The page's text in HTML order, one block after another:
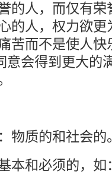
的人，而仅有
的人，权力欲
苦而不是使人
意会得到更大的
物质的和社会的
本和必须的，